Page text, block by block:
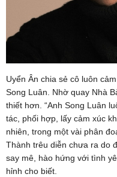
Uyển Ân chia sẻ cô luôn
Song Luân. Nhờ quay Nhà
thiết hơn. “Anh Song Luân
tác, phối hợp, lấy cảm xúc
nhiên, trong một vài phân
Thành trêu diễn chưa ra do
say mê, hào hứng với tình
hỉnh cho biết.